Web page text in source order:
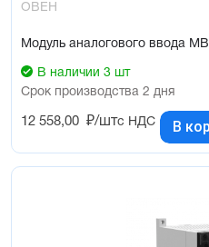
ОВЕН
Модуль аналогового ввода
В наличии 3 шт
Срок производства 2 дня
12 558,00 ₽/штс НДС В